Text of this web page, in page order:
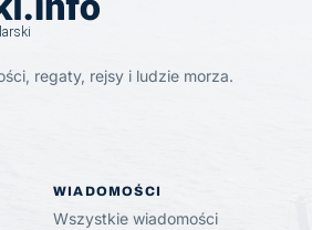
regaty, rejsy i ludzie morza.
WIADOMOŚCI
Wszystkie wiadomości